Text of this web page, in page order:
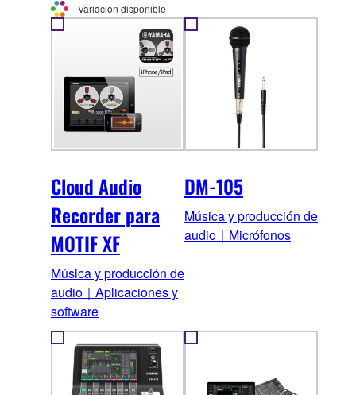
Variación disponible
Cloud Audio
Recorder para
MOTIF XF
Música y producción de
audio｜Aplicaciones y
software
DM-105
Música y producción de
audio｜Micrófonos